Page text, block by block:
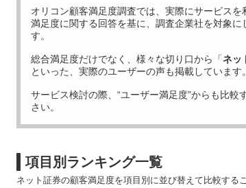
オリコン顧客満足度調査では、実際にサービスを
満足度に関する回答を基に、調査企業社を対象に
す。
総合満足度だけでなく、様々な切り口から「ネッ
といった、実際のユーザーの声も掲載しています。
サービス検討の際、“ユーザー満足度”からも比較
さい。
項目別ランキング一覧
ネット証券の顧客満足度を項目別に並び替えて比較する